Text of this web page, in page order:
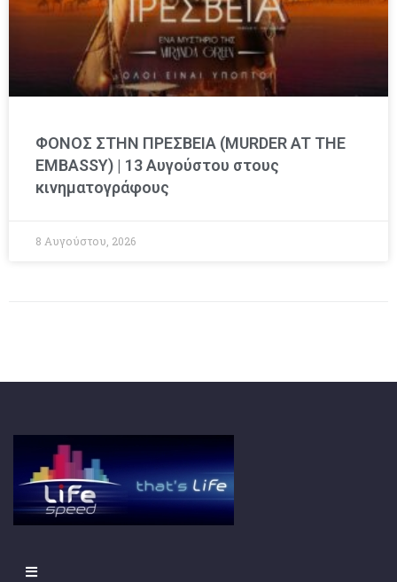
ΦΟΝΟΣ ΣΤΗΝ ΠΡΕΣΒΕΙΑ (MURDER AT THE
EMBASSY) | 13 Αυγούστου στους
κινηματογράφους
8 Αυγούστου, 2026